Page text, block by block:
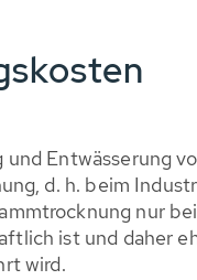
Entwässerung
d. h. beim
nur
ist und daher
wird.